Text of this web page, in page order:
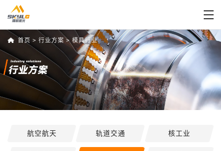
首页 > 行业方案> 模具行业
航空航天 轨道交通 核工业